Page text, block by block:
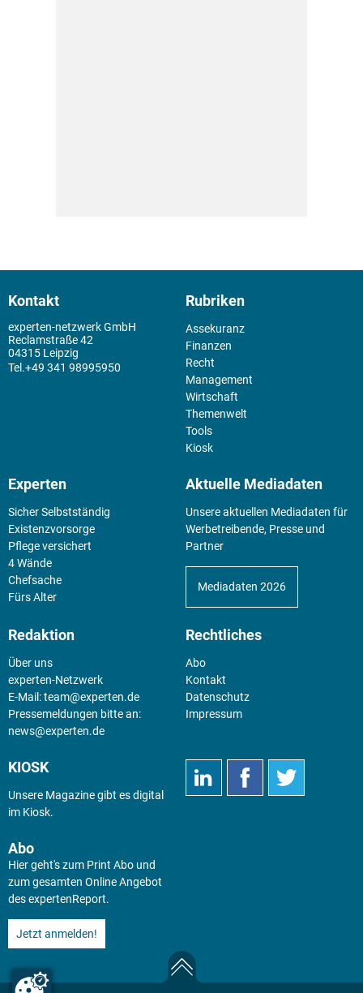
Kontakt
experten-netzwerk GmbH
Reclamstraße 42
04315 Leipzig
+49 341 98995950
Rubriken
Assekuranz
Finanzen
Recht
Management
Wirtschaft
Themenwelt
Tools
Kiosk
Experten
Sicher Selbstständig
Existenz­vorsorge
Pflege versichert
4 Wände
Chefsache
Fürs Alter
Aktuelle Mediadaten
Unsere aktuellen Mediadaten für
Werbetreibende, Presse und
Partner
Mediadaten 2026
Redaktion
Über uns
experten-Netzwerk
E-Mail:team@experten.de
Pressemeldungen bitte an:
news@experten.de
Rechtliches
Abo
Kontakt
Datenschutz
Impressum
KIOSK
Unsere Magazine gibt es digital
im Kiosk.
Abo
Hier geht's zum Print Abo und
zum gesamten Online Angebot
des expertenReport.
Jetzt anmelden!